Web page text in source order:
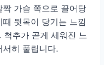
가슴 쪽으로 끌어당
뒷목이 당기는 느낌
척추가 곧게 세워진 느
히 풀립니다.